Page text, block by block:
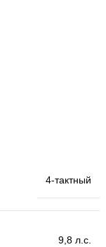
4-тактный
9,8 л.с.